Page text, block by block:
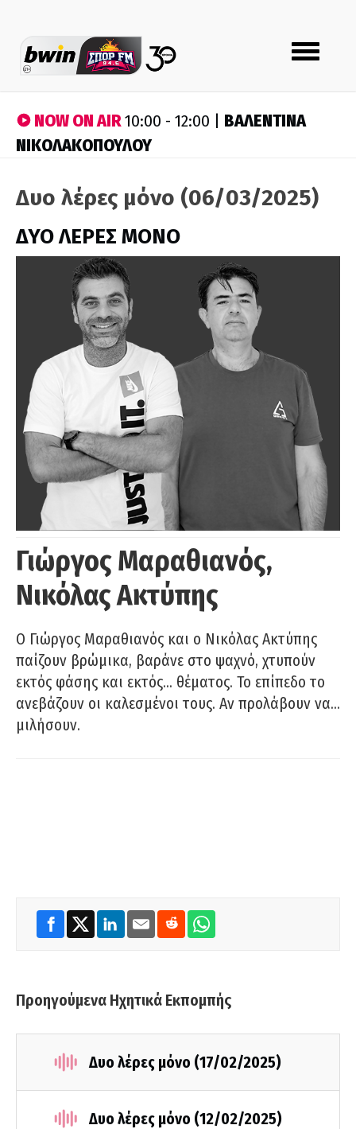
Toggle
navigation
NOW ON AIR10:00 - 12:00 | ΒΑΛΕΝΤΙΝΑ
ΝΙΚΟΛΑΚΟΠΟΥΛΟΥ
Δυο λέρες μόνο (06/03/2025)
ΔΥΟ ΛΕΡΕΣ ΜΟΝΟ
Γιώργος Μαραθιανός,
Νικόλας Ακτύπης
Ο Γιώργος Μαραθιανός και ο Νικόλας Ακτύπης
παίζουν βρώμικα, βαράνε στο ψαχνό, χτυπούν
εκτός φάσης και εκτός… θέματος. Το επίπεδο το
ανεβάζουν οι καλεσμένοι τους. Αν προλάβουν να…
μιλήσουν.
Προηγούμενα Ηχητικά Εκπομπής
Δυο λέρες μόνο (17/02/2025)
Δυο λέρες μόνο (12/02/2025)